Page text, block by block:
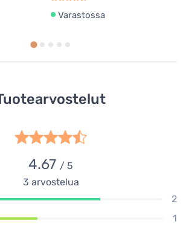
Varastossa
4.67 / 5
3 arvostelua
2
1